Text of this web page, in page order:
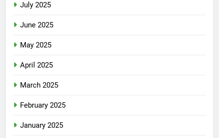
July 2025
June 2025
May 2025
April 2025
March 2025
February 2025
January 2025